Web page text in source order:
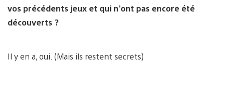
vos précédents jeux et qui n’ont pas encore été
découverts ?
Il y en a, oui. (Mais ils restent secrets)